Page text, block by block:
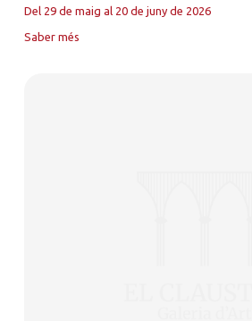
Del 29 de maig al 20 de juny de 2026
Saber més